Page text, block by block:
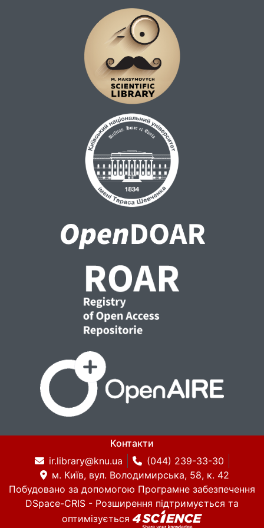
Контакти
ir.library@knu.ua
(044) 239-33-30
м. Київ, вул. Володимирська, 58, к. 42
Побудовано за допомогою Програмне забезпечення
DSpace-CRIS - Розширення підтримується та
оптимізується